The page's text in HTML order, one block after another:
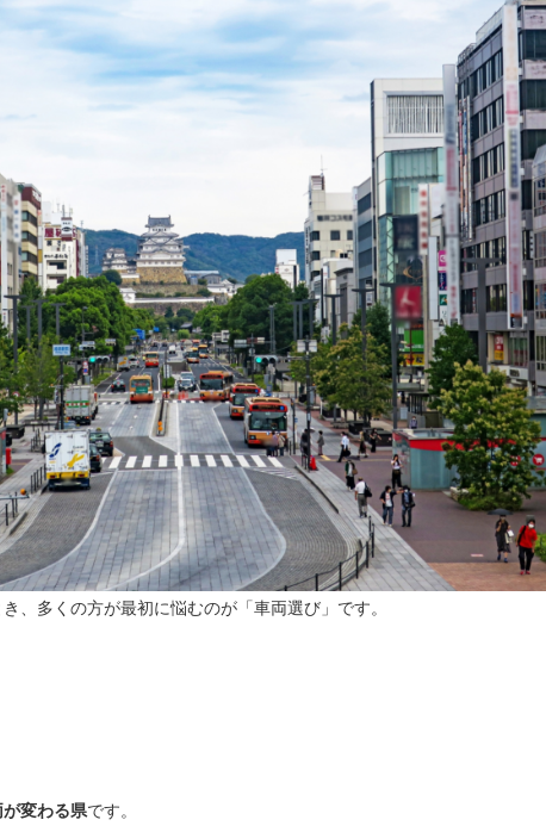
、多くの方が最初に悩むのが「車両選び」です。
変わる県です。